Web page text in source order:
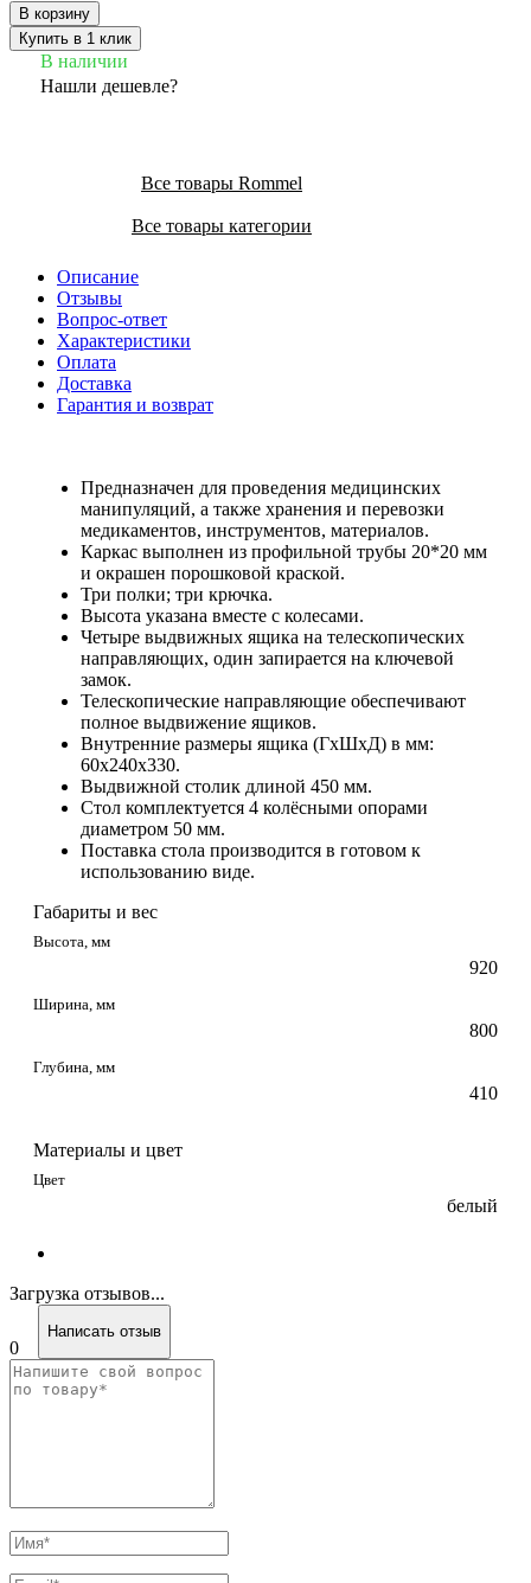
В корзину
Купить в 1 клик
В наличии
Нашли дешевле?
Все товары Rommel
Все товары категории
Описание
Отзывы
Вопрос-ответ
Характеристики
Оплата
Доставка
Гарантия и возврат
Предназначен для проведения медицинских
манипуляций, а также хранения и перевозки
медикаментов, инструментов, материалов.
Каркас выполнен из профильной трубы 20*20 мм
и окрашен порошковой краской.
Три полки; три крючка.
Высота указана вместе с колесами.
Четыре выдвижных ящика на телескопических
направляющих, один запирается на ключевой
замок.
Телескопические направляющие обеспечивают
полное выдвижение ящиков.
Внутренние размеры ящика (ГхШхД) в мм:
60х240х330.
Выдвижной столик длиной 450 мм.
Стол комплектуется 4 колёсными опорами
диаметром 50 мм.
Поставка стола производится в готовом к
использованию виде.
Габариты и вес
Высота, мм
920
Ширина, мм
800
Глубина, мм
410
Материалы и цвет
Цвет
белый
Загрузка отзывов...
0
Написать отзыв